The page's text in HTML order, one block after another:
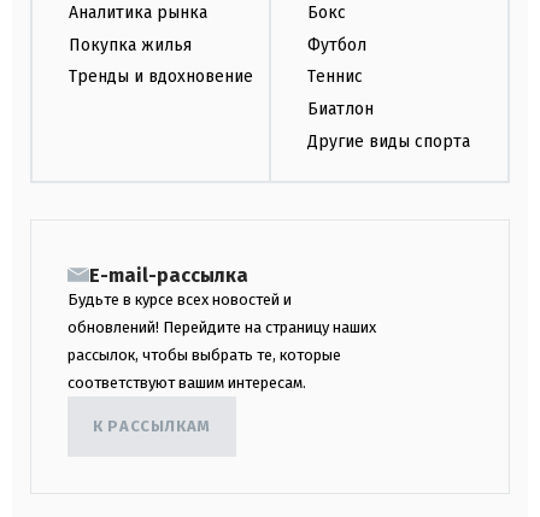
Аналитика рынка
Покупка жилья
Тренды и вдохновение
Бокс
Футбол
Теннис
Биатлон
Другие виды спорта
E-mail-рассылка
Будьте в курсе всех новостей и
обновлений! Перейдите на страницу наших
рассылок, чтобы выбрать те, которые
соответствуют вашим интересам.
К РАССЫЛКАМ